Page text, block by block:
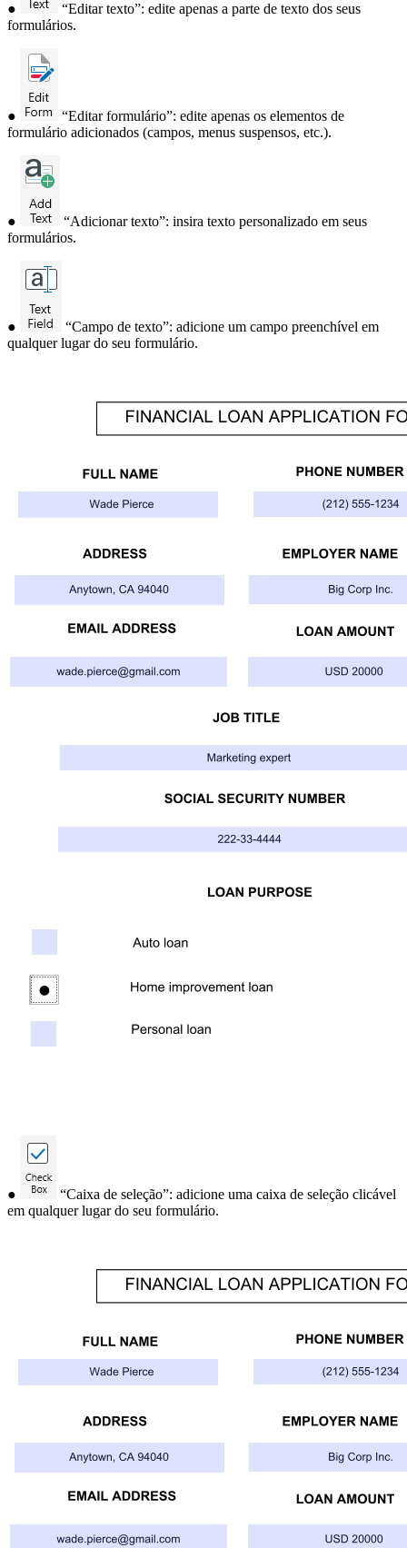
●
“Editar texto”: edite apenas a parte de texto dos seus
formulários.
●
“Editar formulário”: edite apenas os elementos de
formulário adicionados (campos, menus suspensos, etc.).
●
“Adicionar texto”: insira texto personalizado em seus
formulários.
●
“Campo de texto”: adicione um campo preenchível em
qualquer lugar do seu formulário.
●
“Caixa de seleção”: adicione uma caixa de seleção clicável
em qualquer lugar do seu formulário.